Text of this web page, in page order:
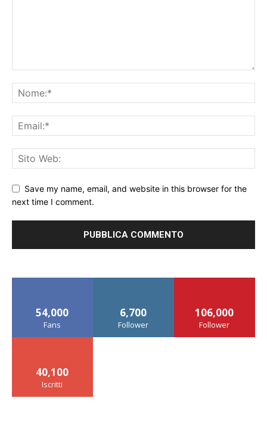
Save my name, email, and website in this browser for the
next time I comment.
54,000
Fans
6,700
Follower
106,000
Follower
40,100
Iscritti